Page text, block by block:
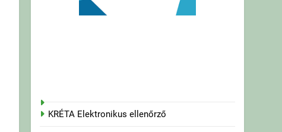
KRÉTA Elektronikus ellenőrző